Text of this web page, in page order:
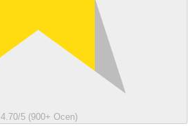
4.70/5 (900+ Ocen)